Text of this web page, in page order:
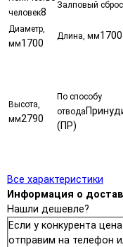
человек8
Залповый
Диаметр,
мм1700
Длина, мм1700
Высота,
мм2790
По способу
отвода
(ПР)
Все характеристики
Информация о
Нашли дешевле?
Если у конкурента
отправим на телефон